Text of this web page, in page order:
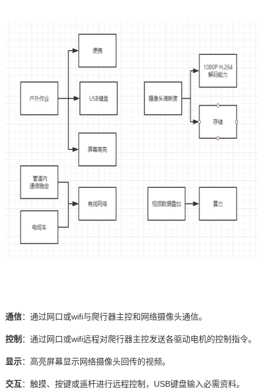
通信：通过网口或wifi与爬行器主控和网络摄像头通信。
控制 ：通过网口或wifi远程对爬行器主控发送各驱动电机的控制指令。
显示：高亮屏幕显示网络摄像头回传的视频。
交互：触摸、按键或遥杆进行远程控制， USB键盘输入必需资料。